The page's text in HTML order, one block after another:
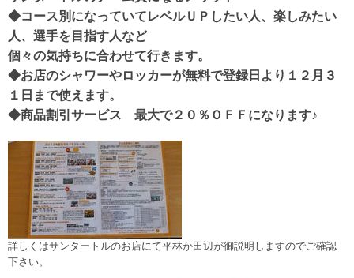
◆コース別になっていてレベルＵＰしたい人、楽しみたい
人、選手を目指す人など
個々の気持ちに合わせて行きます。
◆お店のシャワーやロッカーが無料で登録日より１２月３
１日まで使えます。
◆商品割引サービス 最大で２０％ＯＦＦになります♪
詳しくはサンタートルのお店にて平林か田辺が御説明しますのでご確認
下さい。